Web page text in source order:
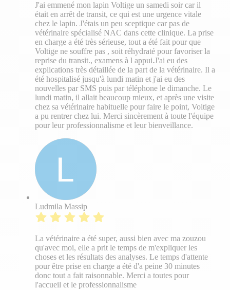
J'ai emmené mon lapin Voltige un samedi soir car il
était en arrêt de transit, ce qui est une urgence vitale
chez le lapin. J'étais un peu sceptique car pas de
vétérinaire spécialisé NAC dans cette clinique. La prise
en charge a été très sérieuse, tout a été fait pour que
Voltige ne souffre pas , soit réhydraté pour favoriser la
reprise du transit., examens à l appui.J'ai eu des
explications très détaillée de la part de la vétérinaire. Il a
été hospitalisé jusqu'à lundi matin et j'ai eu des
nouvelles par SMS puis par téléphone le dimanche. Le
lundi matin, il allait beaucoup mieux, et après une visite
chez sa vétérinaire habituelle pour faire le point, Voltige
a pu rentrer chez lui. Merci sincèrement à toute l'équipe
pour leur professionnalisme et leur bienveillance.
Ludmila Massip
La vétérinaire a été super, aussi bien avec ma zouzou
qu'avec moi, elle a prit le temps de m'expliquer les
choses et les résultats des analyses. Le temps d'attente
pour être prise en charge a été d'a peine 30 minutes
donc tout a fait raisonnable. Merci a toutes pour
l'accueil et le professionnalisme